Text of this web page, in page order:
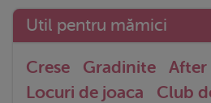
Util pentru mămici
Crese Gradinite After
Locuri de joaca
Club